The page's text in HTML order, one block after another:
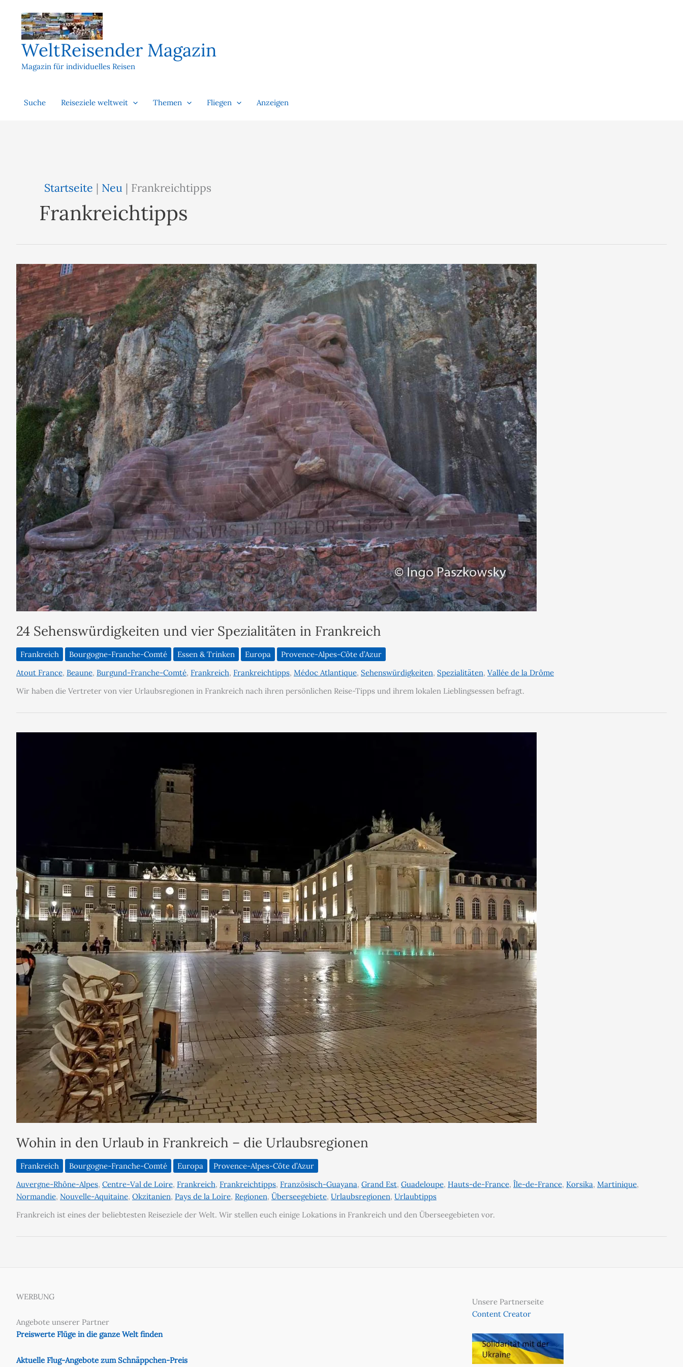
springen
WeltReisender Magazin
Magazin für individuelles Reisen
Suche Reiseziele weltweit Themen Fliegen Anzeigen
Startseite | Neu | Frankreichtipps
Frankreichtipps
24 Sehenswürdigkeiten und vier Spezialitäten in Frankreich
Frankreich Bourgogne-Franche-Comté Essen & Trinken Europa
Provence-Alpes-Côte d’Azur
Atout France, Beaune, Burgund-Franche-Comté, Frankreich, Frankreichtipps, Médoc Atlantique, Sehenswürdigkeiten, Spezialitäten, Vallée de la Drôme
Wir haben die Vertreter von vier Urlaubsregionen in Frankreich nach ihren persönlichen Reise-Tipps und ihrem lokalen Lieblingsessen befragt.
Wohin in den Urlaub in Frankreich – die Urlaubsregionen
Frankreich Bourgogne-Franche-Comté Europa
Provence-Alpes-Côte d’Azur
Auvergne-Rhône-Alpes, Centre-Val de Loire, Frankreich, Frankreichtipps, Französisch-Guayana, Grand Est, Guadeloupe, Hauts-de-France, Île-de-France, Korsika, Martinique,
Normandie, Nouvelle-Aquitaine, Okzitanien, Pays de la Loire, Regionen, Überseegebiete, Urlaubsregionen, Urlaubtipps
Frankreich ist eines der beliebtesten Reiseziele der Welt. Wir stellen euch einige Lokations in Frankreich und den Überseegebieten vor.
WERBUNG
Angebote unserer Partner
Preiswerte Flüge in die ganze Welt finden
Aktuelle Flug-Angebote zum Schnäppchen-Preis
Unsere Partnerseite
Content Creator